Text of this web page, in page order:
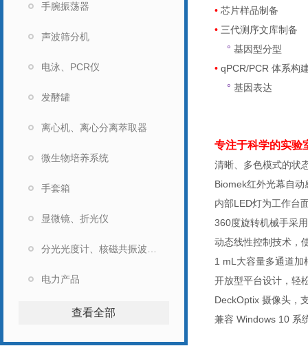
手腕振荡器
声波筛分机
电泳、PCR仪
发酵罐
离心机、离心分离萃取器
微生物培养系统
手套箱
显微镜、折光仪
电力产品
查看全部
• 芯片样品制备
• 三代测序文库制备
° 基因型分型
• qPCR/PCR 体系构
° 基因表达
专注于科学的实验
清晰、多色模式的状
Biomek红外光幕自动
内部LED灯为工作台
360度旋转机械手采
动态线性控制技术，
1 mL 大容量多通道加
开放型平台设计，轻
DeckOptix 摄像头，
兼容 Windows 10 系